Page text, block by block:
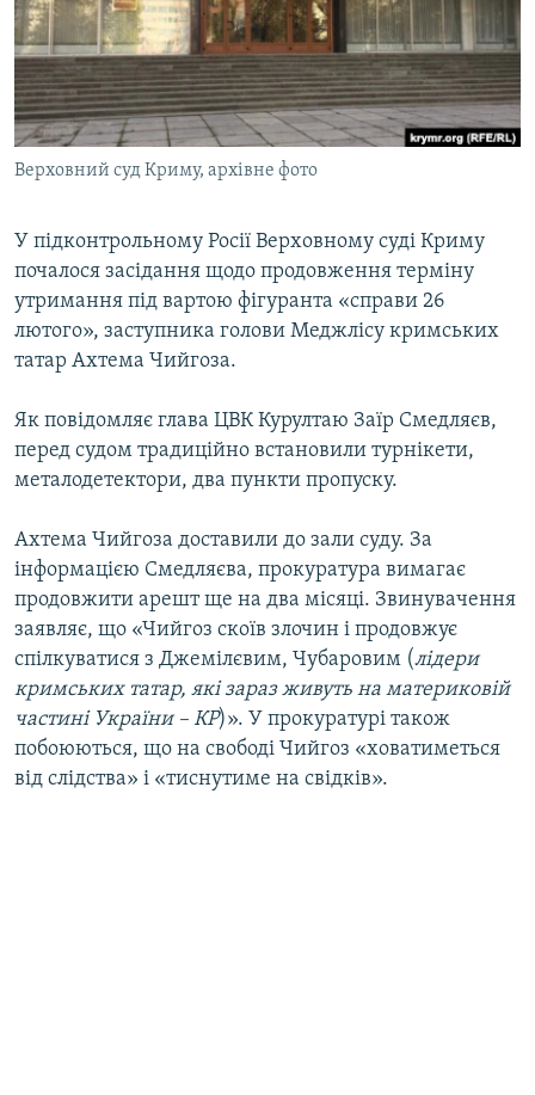
ВІДЕОУРОКИ «ELIFBE»
СВІДЧЕННЯ ОКУПАЦІЇ
УКРАЇНСЬКА ПРОБЛЕМА КРИМУ
ІНФОГРАФІКА
Русский
Qırımtatar
ДОЛУЧАЙСЯ!
Усі сайти RFE/RL
Верховний суд Криму, архівне фото
У підконтрольному Росії Верховному суді Криму
почалося засідання щодо продовження терміну
утримання під вартою фігуранта «справи 26
лютого», заступника голови Меджлісу кримських
татар Ахтема Чийгоза.
Як повідомляє глава ЦВК Курултаю Заїр Смедляєв,
перед судом традиційно встановили турнікети,
металодетектори, два пункти пропуску.
Ахтема Чийгоза доставили до зали суду. За
інформацією Смедляєва, прокуратура вимагає
продовжити арешт ще на два місяці. Звинувачення
заявляє, що «Чийгоз скоїв злочин і продовжує
спілкуватися з Джемілєвим, Чубаровим (лідери
кримських татар, які зараз живуть на материковій
частині України – КР)». У прокуратурі також
побоюються, що на свободі Чийгоз «ховатиметься
від слідства» і «тиснутиме на свідків».